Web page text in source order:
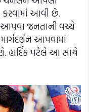
કરવામાં આવી છે.
આપવા જનતાની વચ્ચે
આપવામાં
હાર્દિક પટેલે આ સાથે